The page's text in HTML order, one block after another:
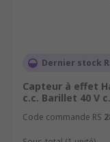
Dernier stock
Capteur à effet
c.c. Barillet 40 V
Code commande RS